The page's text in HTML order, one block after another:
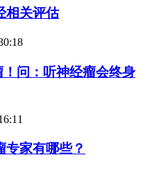
相关评估
问：听神经瘤会终身
专家有哪些？